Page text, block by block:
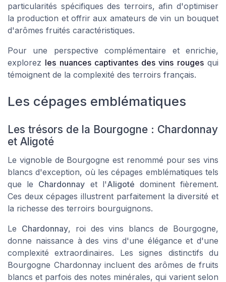
particularités spécifiques des terroirs, afin d'optimiser
la production et offrir aux amateurs de vin un bouquet
d'arômes fruités caractéristiques.
Pour une perspective complémentaire et enrichie,
explorez les nuances captivantes des vins rougesqui
témoignent de la complexité des terroirs français.
Les cépages emblématiques
Les trésors de la Bourgogne : Chardonnay
et Aligoté
Le vignoble de Bourgogne est renommé pour ses vins
blancs d'exception, où les cépages emblématiques tels
que le Chardonnay et l'Aligoté dominent fièrement.
Ces deux cépages illustrent parfaitement la diversité et
la richesse des terroirs bourguignons.
Le Chardonnay, roi desvins blancs de Bourgogne,
donne naissance à des vins d'une élégance et d'une
complexité extraordinaires. Les signes distinctifs du
Bourgogne Chardonnayincluent des arômes de fruits
blancs et parfois des notes minérales, qui varient selon